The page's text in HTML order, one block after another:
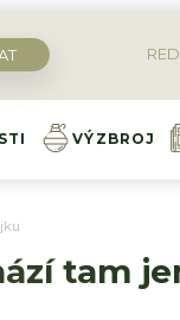
VÝZBROJ
tam